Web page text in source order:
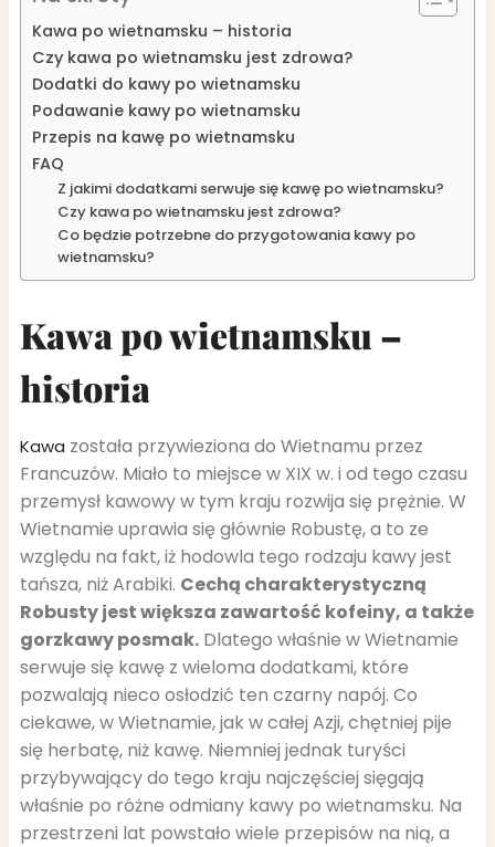
Kawa po wietnamsku – historia
Czy kawa po wietnamsku jest zdrowa?
Dodatki do kawy po wietnamsku
Podawanie kawy po wietnamsku
Przepis na kawę po wietnamsku
FAQ
Z jakimi dodatkami serwuje się kawę po wietnamsku?
Czy kawa po wietnamsku jest zdrowa?
Co będzie potrzebne do przygotowania kawy po
wietnamsku?
Kawa po wietnamsku –
historia
Kawa została przywieziona do Wietnamu przez
Francuzów. Miało to miejsce w XIX w. i od tego czasu
przemysł kawowy w tym kraju rozwija się prężnie. W
Wietnamie uprawia się głównie Robustę, a to ze
względu na fakt, iż hodowla tego rodzaju kawy jest
tańsza, niż Arabiki. Cechą charakterystyczną
Robusty jest większa zawartość kofeiny, a także
gorzkawy posmak. Dlatego właśnie w Wietnamie
serwuje się kawę z wieloma dodatkami, które
pozwalają nieco osłodzić ten czarny napój. Co
ciekawe, w Wietnamie, jak w całej Azji, chętniej pije
się herbatę, niż kawę. Niemniej jednak turyści
przybywający do tego kraju najczęściej sięgają
właśnie po różne odmiany kawy po wietnamsku. Na
przestrzeni lat powstało wiele przepisów na nią, a